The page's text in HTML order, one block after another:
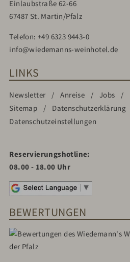
Einlaubstraße 62-66
67487 St. Martin/Pfalz
Telefon: +49 6323 9443-0
info@wiedemanns-weinhotel.de
LINKS
Newsletter Anreise Jobs
Sitemap
Datenschutzerklärung
Datenschutzeinstellungen
Reservierungshotline:
08.00 - 18.00 Uhr
BEWERTUNGEN